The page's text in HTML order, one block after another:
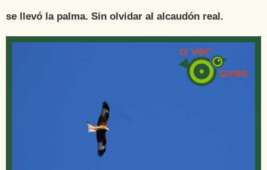
se llevó la palma. Sin olvidar al alcaudón real.